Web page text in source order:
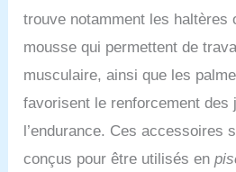
bain
tanga
femme
pieces
bain
de bain
pour
piscine,
maillot
de
à la
et les
trouve notamment les haltères
mousse qui permettent de
musculaire, ainsi que les
favorisent le renforcement des
l’endurance. Ces accessoires
conçus pour être utilisés en